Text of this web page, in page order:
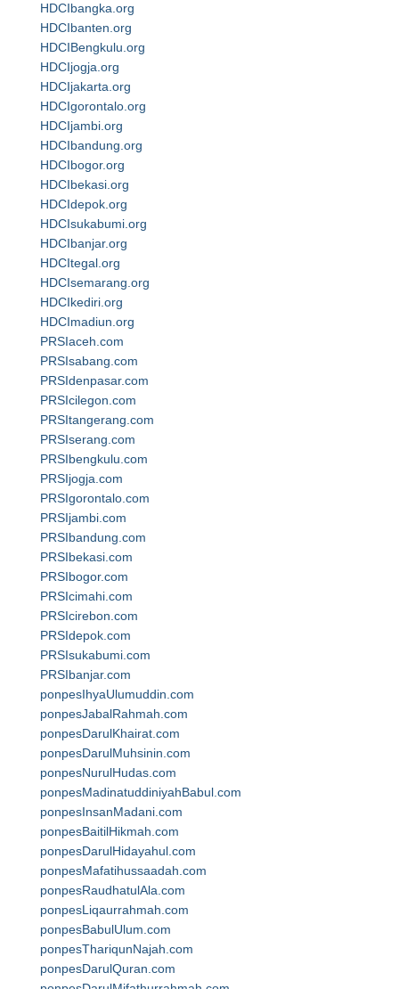
HDCIbangka.org
HDCIbanten.org
HDCIBengkulu.org
HDCIjogja.org
HDCIjakarta.org
HDCIgorontalo.org
HDCIjambi.org
HDCIbandung.org
HDCIbogor.org
HDCIbekasi.org
HDCIdepok.org
HDCIsukabumi.org
HDCIbanjar.org
HDCItegal.org
HDCIsemarang.org
HDCIkediri.org
HDCImadiun.org
PRSIaceh.com
PRSIsabang.com
PRSIdenpasar.com
PRSIcilegon.com
PRSItangerang.com
PRSIserang.com
PRSIbengkulu.com
PRSIjogja.com
PRSIgorontalo.com
PRSIjambi.com
PRSIbandung.com
PRSIbekasi.com
PRSIbogor.com
PRSIcimahi.com
PRSIcirebon.com
PRSIdepok.com
PRSIsukabumi.com
PRSIbanjar.com
ponpesIhyaUlumuddin.com
ponpesJabalRahmah.com
ponpesDarulKhairat.com
ponpesDarulMuhsinin.com
ponpesNurulHudas.com
ponpesMadinatuddiniyahBabul.com
ponpesInsanMadani.com
ponpesBaitilHikmah.com
ponpesDarulHidayahul.com
ponpesMafatihussaadah.com
ponpesRaudhatulAla.com
ponpesLiqaurrahmah.com
ponpesBabulUlum.com
ponpesThariqunNajah.com
ponpesDarulQuran.com